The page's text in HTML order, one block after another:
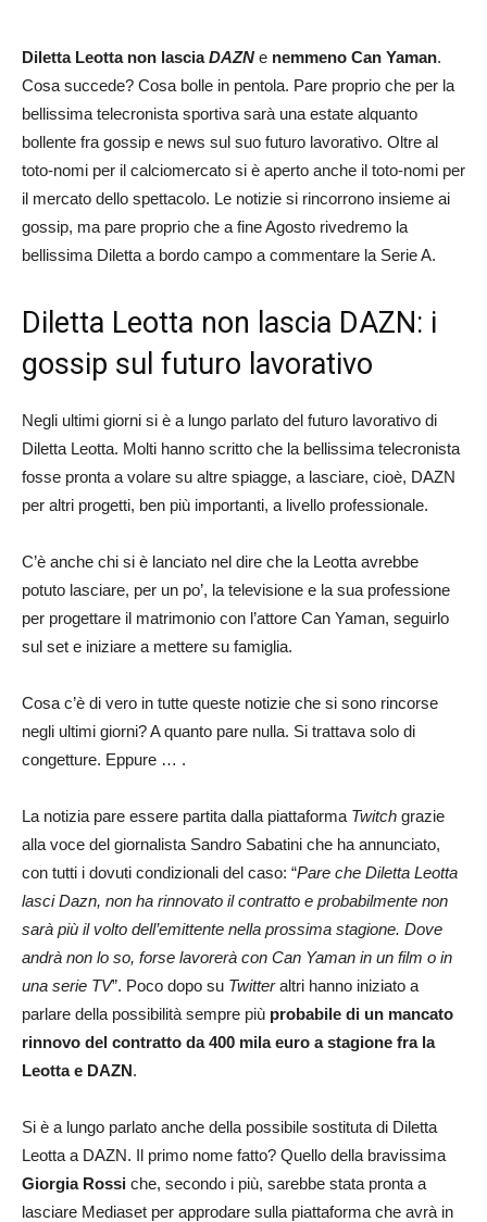
Diletta Leotta non lasciaDAZN e nemmeno Can Yaman.
Cosa succede? Cosa bolle in pentola. Pare proprio che per la
bellissima telecronista sportiva sarà una estate alquanto
bollente fra gossip e news sul suo futuro lavorativo. Oltre al
toto-nomi per il calciomercato si è aperto anche il toto-nomi per
il mercato dello spettacolo. Le notizie si rincorrono insieme ai
gossip, ma pare proprio che a fine Agosto rivedremo la
bellissima Diletta a bordo campo a commentare la Serie A.
Diletta Leotta non lascia DAZN: i
gossip sul futuro lavorativo
Negli ultimi giorni si è a lungo parlato del futuro lavorativo di
Diletta Leotta. Molti hanno scritto che la bellissima telecronista
fosse pronta a volare su altre spiagge, a lasciare, cioè, DAZN
per altri progetti, ben più importanti, a livello professionale.
C’è anche chi si è lanciato nel dire che la Leotta avrebbe
potuto lasciare, per un po’, la televisione e la sua professione
per progettare il matrimonio con l’attore Can Yaman, seguirlo
sul set e iniziare a mettere su famiglia.
Cosa c’è di vero in tutte queste notizie che si sono rincorse
negli ultimi giorni? A quanto pare nulla. Si trattava solo di
congetture. Eppure … .
La notizia pare essere partita dalla piattaforma Twitch grazie
alla voce del giornalista Sandro Sabatini che ha annunciato,
con tutti i dovuti condizionali del caso: “Pare che Diletta Leotta
lasci Dazn, non ha rinnovato il contratto e probabilmente non
sarà più il volto dell’emittente nella prossima stagione. Dove
andrà non lo so, forse lavorerà con Can Yaman in un film o in
una serie TV”. Poco dopo su Twitteraltri hanno iniziato a
parlare della possibilità sempre più probabile di un mancato
rinnovo del contratto da 400 mila euro a stagione fra la
Leotta e DAZN.
Si è a lungo parlato anche della possibile sostituta di Diletta
Leotta a DAZN. Il primo nome fatto? Quello della bravissima
Giorgia Rossi che, secondo i più, sarebbe stata pronta a
lasciare Mediaset per approdare sulla piattaforma che avrà in